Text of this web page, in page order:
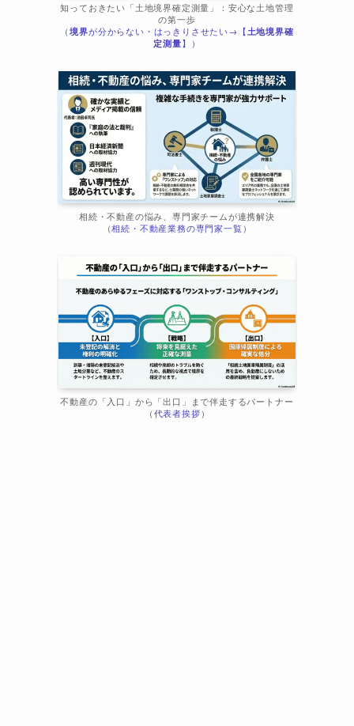
知っておきたい「土地境界確定測量」：安心な土地管理
の第一歩
（境界が分からない・はっきりさせたい→【土地境界確
定測量】）
相続・不動産の悩み、専門家チームが連携解決
（相続・不動産業務の専門家一覧）
不動産の「入口」から「出口」まで伴走するパートナー
（代表者挨拶）